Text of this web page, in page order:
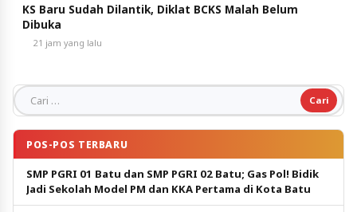
KS Baru Sudah Dilantik, Diklat BCKS Malah Belum
Dibuka
21 jam yang lalu
Cari untuk:
POS-POS TERBARU
SMP PGRI 01 Batu dan SMP PGRI 02 Batu; Gas Pol! Bidik
Jadi Sekolah Model PM dan KKA Pertama di Kota Batu